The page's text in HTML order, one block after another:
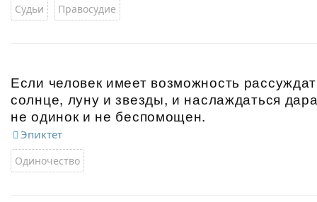
Судьи Правосудие
Если человек имеет возможность
солнце, луну и звезды, и наслаждаться
не одинок и не беспомощен.
Эпиктет
Одиночество